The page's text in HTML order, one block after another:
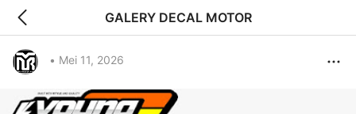
GALERY DECAL MOTOR
• Mei 11, 2026